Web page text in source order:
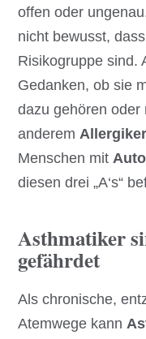
offen oder
nicht bewusst,
Risikogruppe sind.
Gedanken, ob sie
dazu gehören oder
anderemAllergiker
Menschen mit
diesen drei „A‘s“
Asthmatiker
gefährdet
Als chronische,
Atemwege kann